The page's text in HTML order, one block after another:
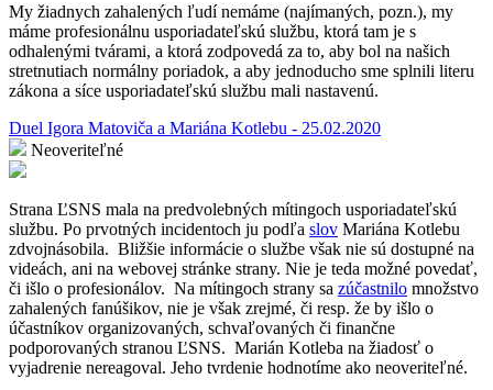
My žiadnych zahalených ľudí nemáme (najímaných, pozn.), my
máme profesionálnu usporiadateľskú službu, ktorá tam je s
odhalenými tvárami, a ktorá zodpovedá za to, aby bol na našich
stretnutiach normálny poriadok, a aby jednoducho sme splnili literu
zákona a síce usporiadateľskú službu mali nastavenú.
Duel Igora Matoviča a Mariána Kotlebu - 25.02.2020
Neoveriteľné
Strana ĽSNS mala na predvolebných mítingoch usporiadateľskú
službu. Po prvotných incidentoch ju podľa slov Mariána Kotlebu
zdvojnásobila. Bližšie informácie o službe však nie sú dostupné na
videách, ani na webovej stránke strany. Nie je teda možné povedať,
či išlo o profesionálov. Na mítingoch strany sa zúčastnilo množstvo
zahalených fanúšikov, nie je však zrejmé, či resp. že by išlo o
účastníkov organizovaných, schvaľovaných či finančne
podporovaných stranou ĽSNS. Marián Kotleba na žiadosť o
vyjadrenie nereagoval. Jeho tvrdenie hodnotíme ako neoveriteľné.